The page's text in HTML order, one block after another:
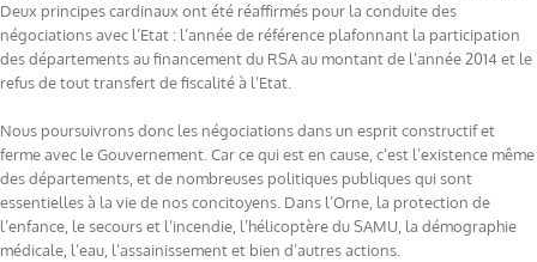
Deux principes cardinaux ont été réaffirmés pour la conduite des
négociations avec l’Etat : l’année de référence plafonnant la participation
des départements au financement du RSA au montant de l’année 2014 et le
refus de tout transfert de fiscalité à l’Etat.
Nous poursuivrons donc les négociations dans un esprit constructif et
ferme avec le Gouvernement. Car ce qui est en cause, c’est l’existence même
des départements, et de nombreuses politiques publiques qui sont
essentielles à la vie de nos concitoyens. Dans l’Orne, la protection de
l’enfance, le secours et l’incendie, l’hélicoptère du SAMU, la démographie
médicale, l’eau, l’assainissement et bien d’autres actions.